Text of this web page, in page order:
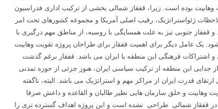
وهابیت بوده است. زیرا، قفقاز شمالی بخشی از ترکیب اداری فدراسیون
ژئواستراتژیک، رقیب اصلی آمریکا و مجموعه کشورهای تحت امر
جنوبی نیز به علت همسایگی با روسیه، از مناطق مهم درگیری با
یک عامل دیگر برای اهمیت قفقاز برای طراحان پروژه تقویت وهابیت
و اشتراکات فرهنگی این منطقه با ایران می باشد. قفقاز برغم گذشت
جدایی این منطقه از ترکیب سیاسی ایران، هنوز جزئی از حوزه تمدنی
ارتقای قدرت ایران از مراکز مهم و استراتژیک می باشد. البته، ناگفته
وهابیت و خلق سازمان هایی نظیر طالبان و القاعده و داعش صرفا
در قفقاز شمالی طراحی نشده است و این پروژه اهداف گسترده تری را